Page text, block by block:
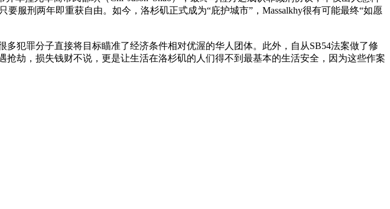
服刑两年即重获自由。如今，洛杉矶正式成为“庇护城市”，Massalkhy很有可能最终“如愿
罪分子直接将目标瞄准了经济条件相对优渥的华人团体。此外，自从SB54法案做了修
劫，损失钱财不说，更是让生活在洛杉矶的人们得不到最基本的生活安全，因为这些作案